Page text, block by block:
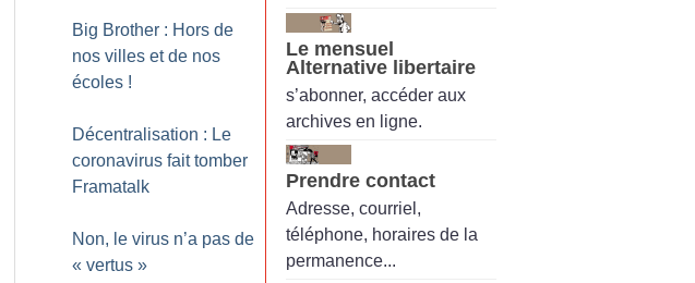
Big Brother : Hors de
nos villes et de nos
écoles !
Décentralisation : Le
coronavirus fait tomber
Framatalk
Non, le virus n’a pas de
« vertus »
Le mensuel
Alternative libertaire
s’abonner, accéder aux
archives en ligne.
Prendre contact
Adresse, courriel,
téléphone, horaires de la
permanence...